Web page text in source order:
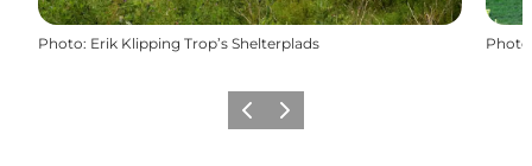
Photo: Erik Klipping Trop’s Shelterplads Photo
PrécédentSuivant